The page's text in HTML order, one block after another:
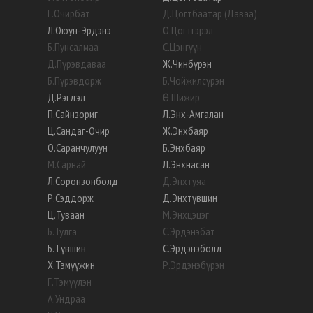
болсон байна.
Г.Очирбат
Л.Оюун-Эрдэнэ
Б.Пунсалмаа
Д.Пүрэвдаваа
Б.Пүрэвдорж
Д.Рэгдэл
П.Сайнзориг
Ц.Сандаг-Очир
О.Саранчулуун
М.Сарнай
Л.Соронзонболд
Р.Сэддорж
Ц.Туваан
Б.Тулга
Б.Түвшин
Х.Тэмүүжин
Г.Тэмүүлэн
А.Ундраа
Д.Цогтбаатар (Даваа)
О.Цогтгэрэл
С.Цэнгүүн
Ж.Чинбүрэн
Б.Чойжилсүрэн
Ө.Шижир
Л.Энх-Амгалан
Ж.Энхбаяр
Б.Энхбаяр
Л.Энхнасан
Д.Энхтуяа
Д.Энхтүвшин
М.Энхцэцэг
С.Эрдэнэбат
С.Эрдэнэболд
Р.Эрдэнэбүрэн